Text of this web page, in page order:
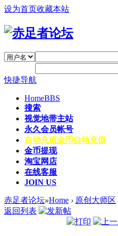
设为首页收藏本站
快捷导航
HomeBBS
搜索
视觉地带主站
永久会员帐号
自动充值金币自动充值
金币提现
淘宝网店
在线客服
JOIN US
赤足者论坛»Home › 原创大师区
返回列表